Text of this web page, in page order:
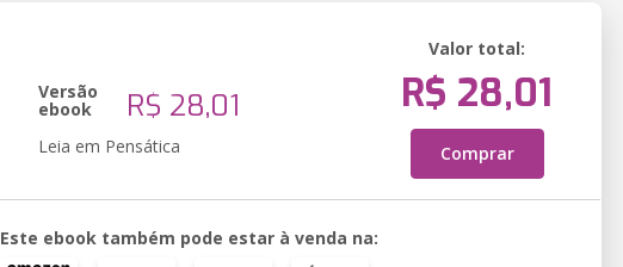
Versão
ebook R$ 28,01
Leia em Pensática
Valor total:
R$ 28,01
Comprar
Este ebook também pode estar à venda na: